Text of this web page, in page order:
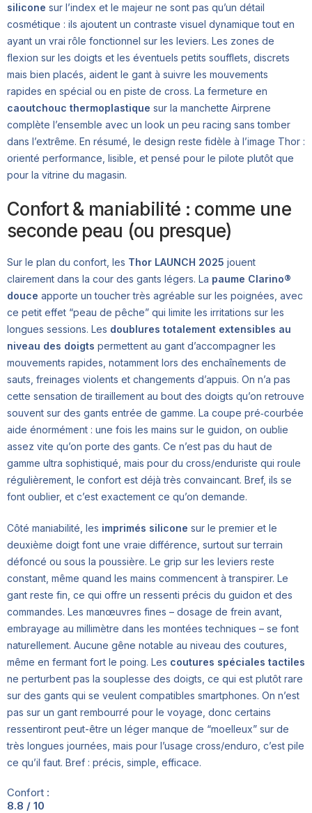
silicone sur l’index et le majeur ne sont pas qu’un détail
cosmétique : ils ajoutent un contraste visuel dynamique tout en
ayant un vrai rôle fonctionnel sur les leviers. Les zones de
flexion sur les doigts et les éventuels petits soufflets, discrets
mais bien placés, aident le gant à suivre les mouvements
rapides en spécial ou en piste de cross. La fermeture en
caoutchouc thermoplastique sur la manchette Airprene
complète l’ensemble avec un look un peu racing sans tomber
dans l’extrême. En résumé, le design reste fidèle à l’image Thor :
orienté performance, lisible, et pensé pour le pilote plutôt que
pour la vitrine du magasin.
Confort & maniabilité : comme une
seconde peau (ou presque)
Sur le plan du confort, les Thor LAUNCH 2025 jouent
clairement dans la cour des gants légers. La paume Clarino®
douce apporte un toucher très agréable sur les poignées, avec
ce petit effet “peau de pêche” qui limite les irritations sur les
longues sessions. Les doublures totalement extensibles au
niveau des doigts permettent au gant d’accompagner les
mouvements rapides, notamment lors des enchaînements de
sauts, freinages violents et changements d’appuis. On n’a pas
cette sensation de tiraillement au bout des doigts qu’on retrouve
souvent sur des gants entrée de gamme. La coupe pré‑courbée
aide énormément : une fois les mains sur le guidon, on oublie
assez vite qu’on porte des gants. Ce n’est pas du haut de
gamme ultra sophistiqué, mais pour du cross/enduriste qui roule
régulièrement, le confort est déjà très convaincant. Bref, ils se
font oublier, et c’est exactement ce qu’on demande.
Côté maniabilité, les imprimés silicone sur le premier et le
deuxième doigt font une vraie différence, surtout sur terrain
défoncé ou sous la poussière. Le grip sur les leviers reste
constant, même quand les mains commencent à transpirer. Le
gant reste fin, ce qui offre un ressenti précis du guidon et des
commandes. Les manœuvres fines – dosage de frein avant,
embrayage au millimètre dans les montées techniques – se font
naturellement. Aucune gêne notable au niveau des coutures,
même en fermant fort le poing. Les coutures spéciales tactiles
ne perturbent pas la souplesse des doigts, ce qui est plutôt rare
sur des gants qui se veulent compatibles smartphones. On n’est
pas sur un gant rembourré pour le voyage, donc certains
ressentiront peut-être un léger manque de “moelleux” sur de
très longues journées, mais pour l’usage cross/enduro, c’est pile
ce qu’il faut. Bref : précis, simple, efficace.
Confort :
8.8 / 10